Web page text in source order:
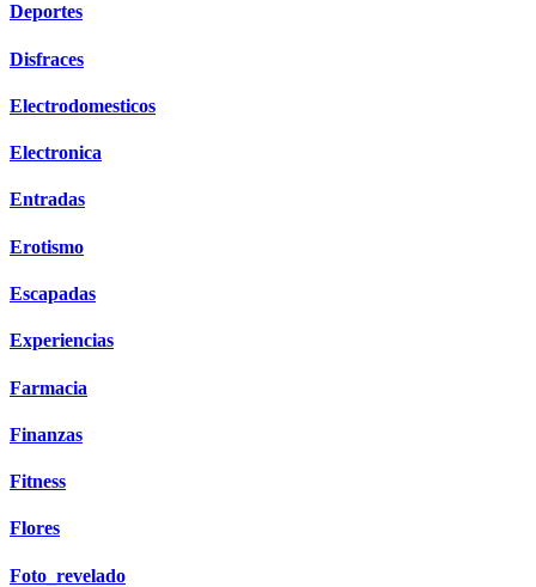
Deportes
Disfraces
Electrodomesticos
Electronica
Entradas
Erotismo
Escapadas
Experiencias
Farmacia
Finanzas
Fitness
Flores
Foto_revelado